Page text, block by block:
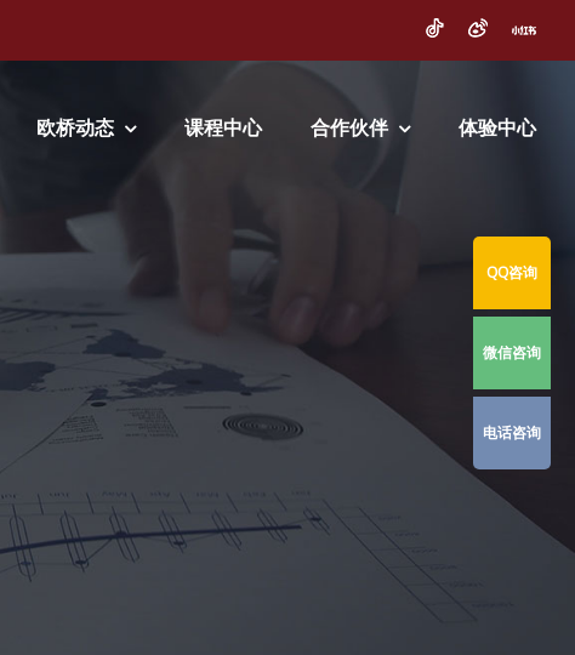
欧桥动态 课程中心 合作伙伴 体验中心
QQ咨询
微信咨询
电话咨询